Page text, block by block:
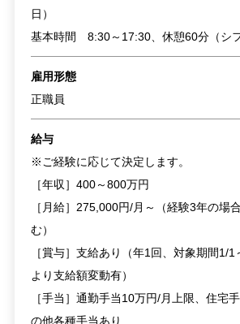
日）
基本時間 8:30～17:30、休憩60分（シフ
雇用形態
正職員
給与
※ご経験に応じて決定します。
［年収］400～800万円
［月給］275,000円/月～（経験3年の場
む）
［賞与］支給あり（年1回、対象期間1/
より支給額変動有）
［手当］通勤手当10万円/月上限、住宅
の他各種手当あり